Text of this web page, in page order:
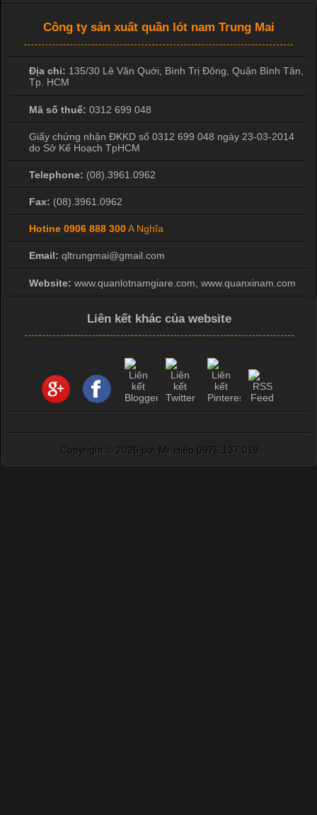
Công ty sản xuất quần lót nam Trung Mai
Địa chỉ: 135/30 Lê Văn Quới, Bình Trị Đông, Quận Bình Tân,
Tp. HCM
Mã số thuế: 0312 699 048
Giấy chứng nhận ĐKKD số 0312 699 048 ngày 23-03-2014
do Sở Kế Hoạch TpHCM
Telephone: (08).3961.0962
Fax: (08).3961.0962
Hotine 0906 888 300A Nghĩa
Email: qltrungmai@gmail.com
Website: www.quanlotnamgiare.com, www.quanxinam.com
Liên kết khác của website
Copyright © 2026 bởi Mr Hiệp 0976.137.019